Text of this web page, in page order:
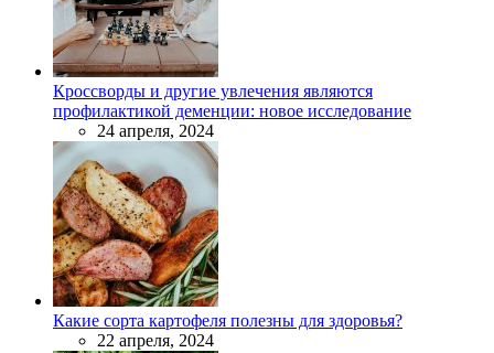
Кроссворды и другие увлечения являются
профилактикой деменции: новое исследование
24 апреля, 2024
Какие сорта картофеля полезны для здоровья?
22 апреля, 2024